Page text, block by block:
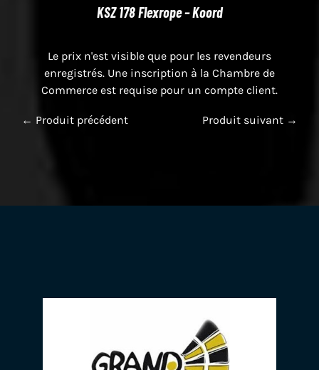
KSZ 178 Flexrope – Koord
Le prix n'est visible que pour les revendeurs
enregistrés. Une inscription à la Chambre de
Commerce est requise pour un compte client.
← Produit précédent Produit suivant →